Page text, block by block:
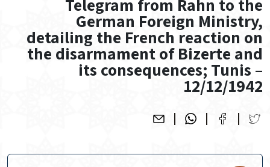
Telegram from Rahn to the
German Foreign Ministry,
detailing the French reaction on
the disarmament of Bizerte and
its consequences; Tunis –
12/12/1942